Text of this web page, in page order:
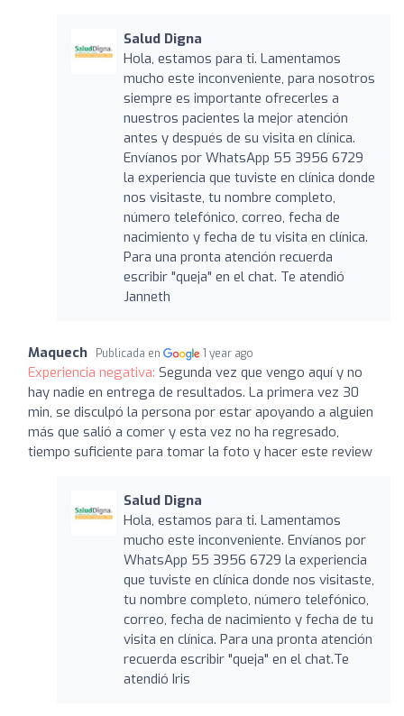
Salud Digna
Hola, estamos para ti. Lamentamos
mucho este inconveniente, para nosotros
siempre es importante ofrecerles a
nuestros pacientes la mejor atención
antes y después de su visita en clínica.
Envíanos por WhatsApp 55 3956 6729
la experiencia que tuviste en clínica donde
nos visitaste, tu nombre completo,
número telefónico, correo, fecha de
nacimiento y fecha de tu visita en clínica.
Para una pronta atención recuerda
escribir "queja" en el chat. Te atendió
Janneth
Maquech Publicada en 1 year ago
Experiencia negativa: Segunda vez que vengo aquí y no
hay nadie en entrega de resultados. La primera vez 30
min, se disculpó la persona por estar apoyando a alguien
más que salió a comer y esta vez no ha regresado,
tiempo suficiente para tomar la foto y hacer este review
Salud Digna
Hola, estamos para ti. Lamentamos
mucho este inconveniente. Envíanos por
WhatsApp 55 3956 6729 la experiencia
que tuviste en clínica donde nos visitaste,
tu nombre completo, número telefónico,
correo, fecha de nacimiento y fecha de tu
visita en clínica. Para una pronta atención
recuerda escribir "queja" en el chat.Te
atendió Iris